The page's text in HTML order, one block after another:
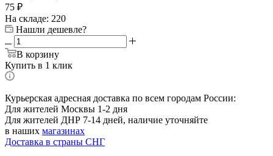
75 ₽
На складе: 220
Нашли дешевле?
В корзину
Купить в 1 клик
Курьерская адресная доставка по всем городам России:
Для жителей Москвы 1-2 дня
Для жителей ДНР 7-14 дней, наличие уточняйте
в наших магазинах
Доставка в страны СНГ